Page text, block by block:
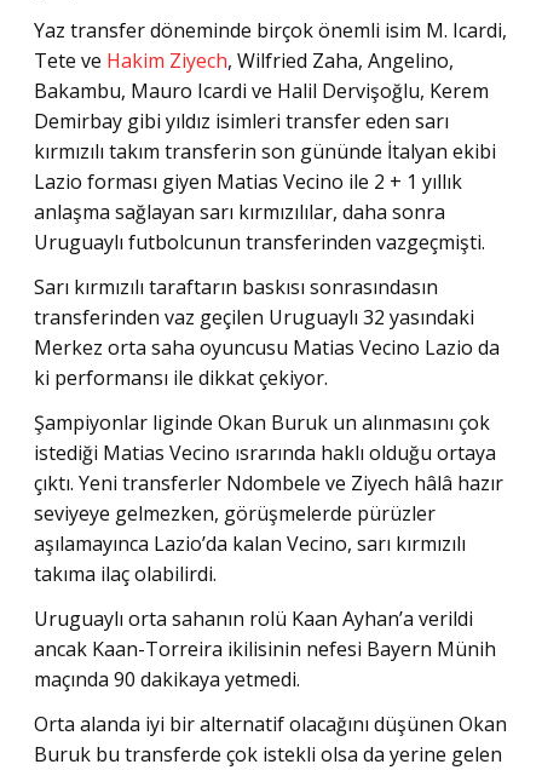
Yaz transfer döneminde birçok önemli isim M. Icardi,
Tete ve Hakim Ziyech, Wilfried Zaha, Angelino,
Bakambu, Mauro Icardi ve Halil Dervişoğlu, Kerem
Demirbay gibi yıldız isimleri transfer eden sarı
kırmızılı takım transferin son gününde İtalyan ekibi
Lazio forması giyen Matias Vecino ile 2 + 1 yıllık
anlaşma sağlayan sarı kırmızılılar, daha sonra
Uruguaylı futbolcunun transferinden vazgeçmişti.
Sarı kırmızılı taraftarın baskısı sonrasındasın
transferinden vaz geçilen Uruguaylı 32 yasındaki
Merkez orta saha oyuncusu Matias Vecino Lazio da
ki performansı ile dikkat çekiyor.
Şampiyonlar liginde Okan Buruk un alınmasını çok
istediği Matias Vecino ısrarında haklı olduğu ortaya
çıktı. Yeni transferler Ndombele ve Ziyech hâlâ hazır
seviyeye gelmezken, görüşmelerde pürüzler
aşılamayınca Lazio’da kalan Vecino, sarı kırmızılı
takıma ilaç olabilirdi.
Uruguaylı orta sahanın rolü Kaan Ayhan’a verildi
ancak Kaan-Torreira ikilisinin nefesi Bayern Münih
maçında 90 dakikaya yetmedi.
Orta alanda iyi bir alternatif olacağını düşünen Okan
Buruk bu transferde çok istekli olsa da yerine gelen